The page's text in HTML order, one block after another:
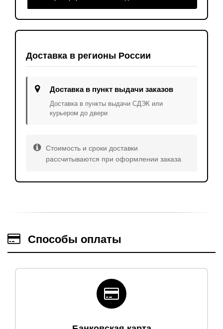
Доставка в регионы России
Доставка в пункт выдачи заказов
Доставка в пункты выдачи СДЭК или
курьером до двери
Стоимость и сроки доставки
рассчитываются при оформлении заказа
Способы оплаты